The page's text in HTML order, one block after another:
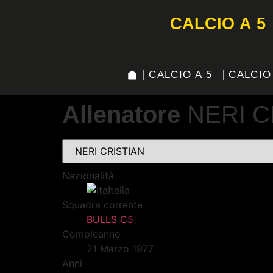
CALCIO A 5
CALCIO A 5
Allenatore NERI
Nazionalità
Italia
Squadra corrente
BULLS C5
Compleanno
21 Marzo 1977
Anni